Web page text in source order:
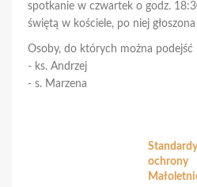
spotkanie w czwartek o godz.
świętą w kościele, po niej
Osoby, do których można podejść
- ks. Andrzej
- s. Marzena
Standardy
ochrony